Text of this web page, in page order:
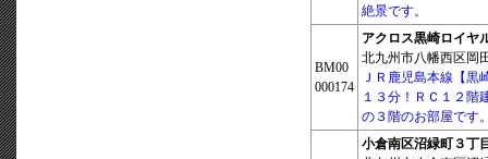
絶景です。
BM00
000174
アクロス黒崎ロイヤ
北九州市八幡西区岡
ＪＲ鹿児島本線【黒
１３分！ＲＣ１２階
の３階のお部屋です
小倉南区沼緑町３丁